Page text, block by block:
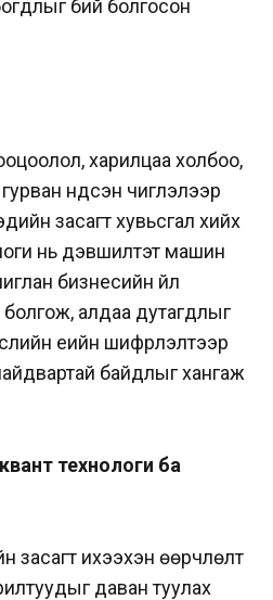
бий болгосон
харилцаа холбоо,
үндсэн чиглэлээр
засагт хувьсгал хийх
нь дэвшилтэт машин
бизнесийн үйл
алдаа дутагдлыг
үеийн шифрлэлтээр
байдлыг хангаж
технологи ба
засагт ихээхэн өөрчлөлт
даван туулах